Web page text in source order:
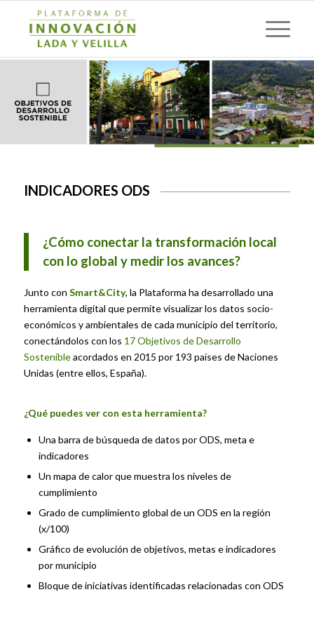
INDICADORES ODS
¿Cómo conectar la transformación local
con lo global y medir los avances?
Junto con Smart&City, la Plataforma ha desarrollado una
herramienta digital que permite visualizar los datos socio-
económicos y ambientales de cada municipio del territorio,
conectándolos con los 17 Objetivos de Desarrollo
Sostenibleacordados en 2015 por 193 países de Naciones
Unidas (entre ellos, España).
¿Qué puedes ver con esta herramienta?
Una barra de búsqueda de datos por ODS, meta e
indicadores
Un mapa de calor que muestra los niveles de
cumplimiento
Grado de cumplimiento global de un ODS en la región
(x/100)
Gráfico de evolución de objetivos, metas e indicadores
por municipio
Bloque de iniciativas identificadas relacionadas con ODS